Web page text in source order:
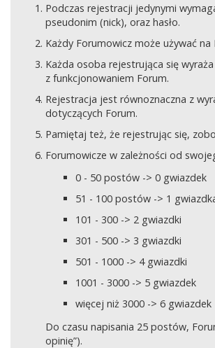
Podczas rejestracji jedynymi
pseudonim (nick), oraz hasło.
Każdy Forumowicz może używać
Każda osoba rejestrująca się
z funkcjonowaniem Forum.
Rejestracja jest równoznaczna z
dotyczących Forum.
Pamiętaj też, że rejestrując się,
Forumowicze w zależności od
0 - 50 postów -> 0 gwiazdek
51 - 100 postów -> 1
101 - 300 -> 2 gwiazdki
301 - 500 -> 3 gwiazdki
501 - 1000 -> 4 gwiazdki
1001 - 3000 -> 5 gwiazdek
więcej niż 3000 -> 6 gwiazdek
Do czasu napisania 25 postów,
opinię”).